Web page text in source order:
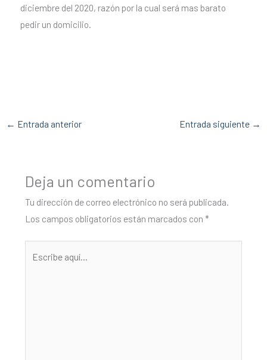
diciembre del 2020, razón por la cual será mas barato
pedir un domicilio.
← Entrada anterior Entrada siguiente →
Deja un comentario
Tu dirección de correo electrónico no será publicada.
Los campos obligatorios están marcados con *